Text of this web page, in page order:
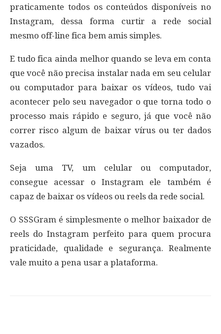
praticamente todos os conteúdos disponíveis no
Instagram, dessa forma curtir a rede social
mesmo off-line fica bem amis simples.
E tudo fica ainda melhor quando se leva em conta
que você não precisa instalar nada em seu celular
ou computador para baixar os vídeos, tudo vai
acontecer pelo seu navegador o que torna todo o
processo mais rápido e seguro, já que você não
correr risco algum de baixar vírus ou ter dados
vazados.
Seja uma TV, um celular ou computador,
consegue acessar o Instagram ele também é
capaz de baixar os vídeos ou reels da rede social.
O SSSGram é simplesmente o melhor baixador de
reels do Instagram perfeito para quem procura
praticidade, qualidade e segurança. Realmente
vale muito a pena usar a plataforma.